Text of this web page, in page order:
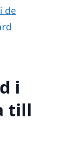
de
i
till